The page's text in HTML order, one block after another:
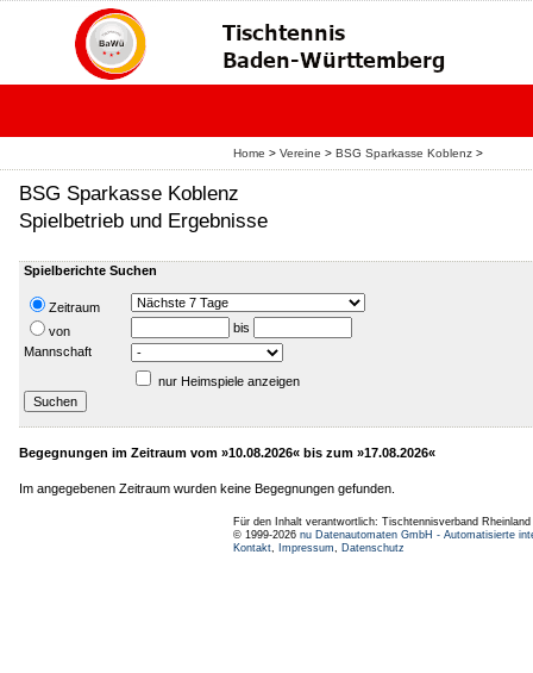
Home > Vereine > BSG Sparkasse Koblenz >
BSG Sparkasse Koblenz
Spielbetrieb und Ergebnisse
Spielberichte Suchen
Zeitraum
von
bis
Mannschaft
nur Heimspiele anzeigen
Begegnungen im Zeitraum vom »10.08.2026« bis zum »17.08.2026«
Im angegebenen Zeitraum wurden keine Begegnungen gefunden.
Für den Inhalt verantwortlich: Tischtennisverband
© 1999-2026 nu Datenautomaten GmbH - Automatisierte
Kontakt, Impressum, Datenschutz